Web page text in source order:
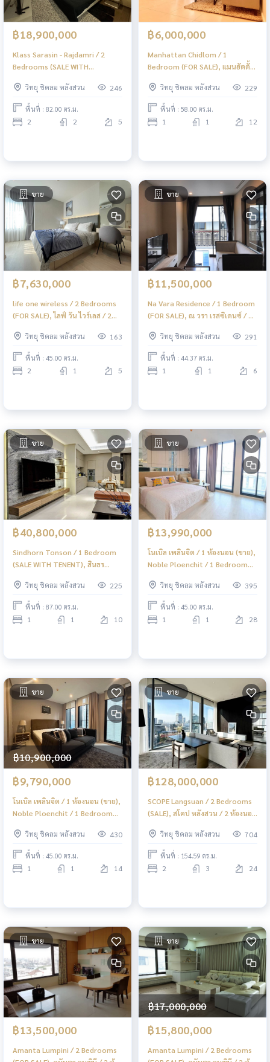
฿18,900,000
Klass Sarasin - Rajdamri / 2
Bedrooms (SALE WITH
2 ห้องนอน (ขายพร้อมผู้เช่า) BL062
วิทยุ ชิดลม หลังสวน 246
พื้นที่ : 82.00 ตร.ม.
2 2 5
฿6,000,000
Manhattan Chidlom / 1
Bedroom (FOR SALE), แมนฮัตตั้น
วิทยุ ชิดลม หลังสวน
229
พื้นที่ : 58.00 ตร.ม.
1 1 12
ขาย
฿7,630,000
life one wireless / 2 Bedrooms
(FOR SALE), ไลฟ์ วัน ไวร์เลส / 2
วิทยุ ชิดลม หลังสวน
163
พื้นที่ : 45.00 ตร.ม.
2 1 5
ขาย
฿11,500,000
Na Vara Residence / 1 Bedroom
(FOR SALE), ณ วรา เรสซิเดนซ์ / 1
วิทยุ ชิดลม หลังสวน
291
พื้นที่ : 44.37 ตร.ม.
1 1 6
ขาย
฿40,800,000
Sindhorn Tonson / 1 Bedroom
(SALE WITH TENENT), สินธร
เช่า) BJ021
วิทยุ ชิดลม หลังสวน 225
พื้นที่ : 87.00 ตร.ม.
1 1 10
ขาย
฿13,990,000
โนเบิล เพลินจิต / 1 ห้องนอน (ขาย),
Noble Ploenchit / 1 Bedroom
วิทยุ ชิดลม หลังสวน
395
พื้นที่ : 45.00 ตร.ม.
1 1 28
ขาย
฿10,900,000
฿9,790,000
โนเบิล เพลินจิต / 1 ห้องนอน (ขาย),
Noble Ploenchit / 1 Bedroom
วิทยุ ชิดลม หลังสวน
430
พื้นที่ : 45.00 ตร.ม.
1 1 14
ขาย
฿128,000,000
SCOPE Langsuan / 2 Bedrooms
(SALE), สโคป หลังสวน / 2 ห้องนอน
วิทยุ ชิดลม หลังสวน
704
พื้นที่ : 154.59 ตร.ม.
2 3 24
ขาย
฿13,500,000
Amanta Lumpini / 2 Bedrooms
ขาย
฿17,000,000
฿15,800,000
Amanta Lumpini / 2 Bedrooms